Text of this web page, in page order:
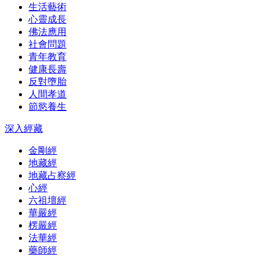
生活藝術
心靈成長
佛法應用
社會問題
青年教育
健康長壽
反對墮胎
人間孝道
節慾養生
深入經藏
金剛經
地藏經
地藏占察經
心經
六祖壇經
華嚴經
楞嚴經
法華經
藥師經